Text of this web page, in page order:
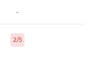
-
2/5